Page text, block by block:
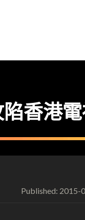
香港
Published: 2015-